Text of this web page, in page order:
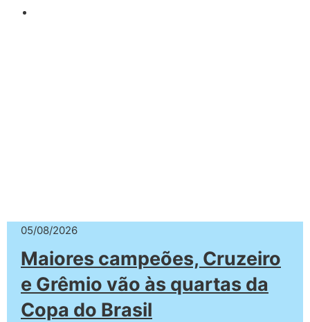
05/08/2026
Maiores campeões, Cruzeiro
e Grêmio vão às quartas da
Copa do Brasil